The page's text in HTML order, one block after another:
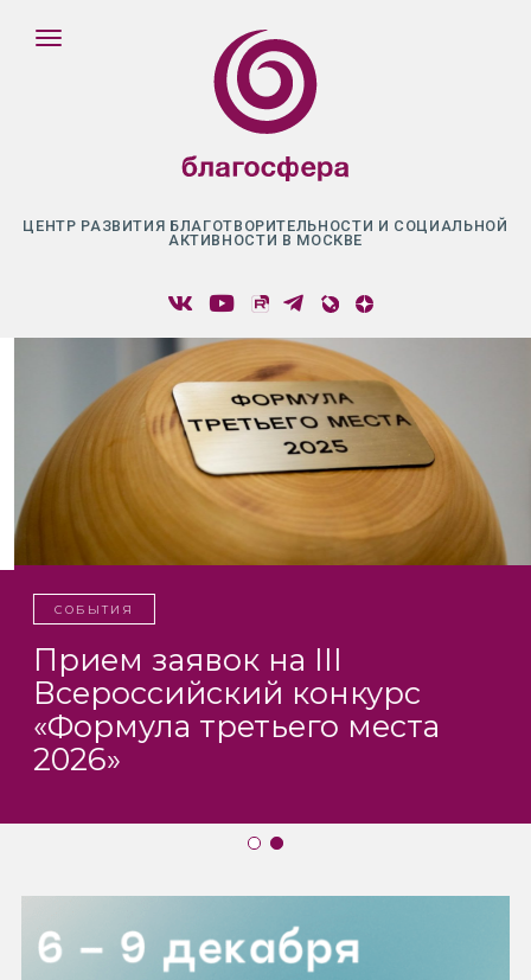
ЦЕНТР РАЗВИТИЯ БЛАГОТВОРИТЕЛЬНОСТИ И СОЦИАЛЬНОЙ
АКТИВНОСТИ В МОСКВЕ
СОБЫТИЯ
Прием заявок на III
Всероссийский конкурс
«Формула третьего места
2026»